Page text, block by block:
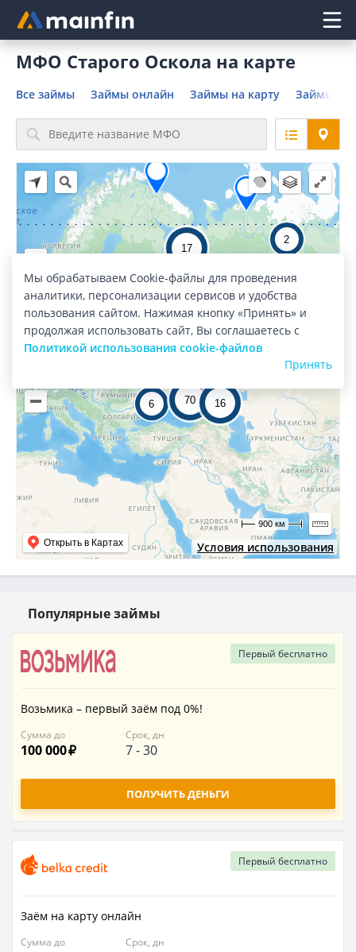
Главное меню
МФО Старого Оскола на карте
Все займы Займы онлайн Займы на карту Займы
Условия использования
Открыть в Картах
900 км
53
9
6 70
220
17
48
107
16
38 26
2
Популярные займы
Возьмика – первый заём под 0%!
Сумма до
100 000
Срок, дн
7-30
Первый бесплатно
ПОЛУЧИТЬ ДЕНЬГИ
Заём на карту онлайн
Сумма до Срок, дн
Первый бесплатно
Мы обрабатываем Cookie-файлы для проведения
аналитики, персонализации сервисов и удобства
пользования сайтом. Нажимая кнопку «Принять» и
продолжая использовать сайт, Вы соглашаетесь с
Политикой использования cookie-файлов
Принять